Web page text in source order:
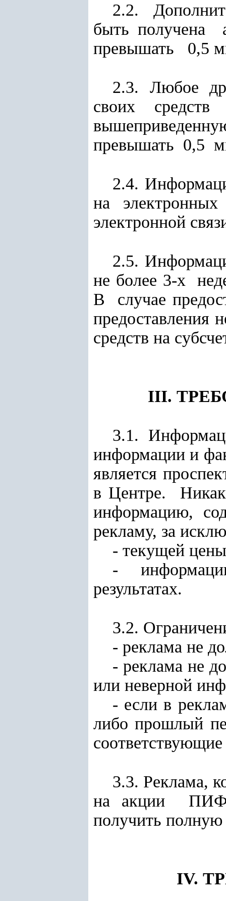
2.2.
быть
превышать 0,5
2.3. Любое
своих
превышать 0,5
2.4.
на
электронной
2.5.
не более 3-х
В случае
предоставления
средств на
III.
3.1.
информации и
является
в Центре.
информацию,
рекламу, за
- текущей
-
результатах.
3.2.
- реклама не
- реклама не
или неверной
- если в
либо прошлый
3.3. Реклама,
на акции
получить
IV.